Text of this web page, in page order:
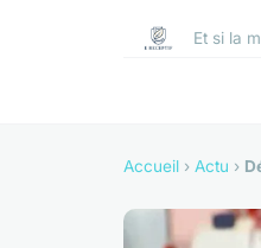
Et si la
Accueil › Actu ›